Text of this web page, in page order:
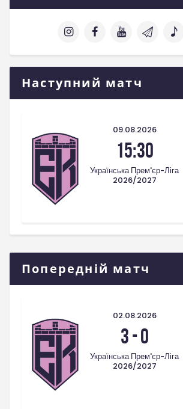
Наступний матч
09.08.2026
15:30
Українська Прем'єр-Ліга
2026/2027
Попередній матч
02.08.2026
3-0
Українська Прем'єр-Ліга
2026/2027